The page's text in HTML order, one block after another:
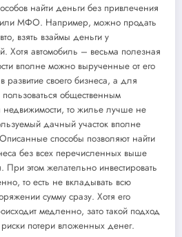
найти деньги без привлечения
или МФО. Например, можно продать
взять взаймы деньги у
Хотя автомобиль – весьма полезная
вполне можно вырученные от его
развитие своего бизнеса, а для
общественным
недвижимости, то жилье лучше не
дачный участок вполне
способы позволяют найти
без всех перечисленных выше
При этом желательно инвестировать
то есть не вкладывать всю
сумму сразу. Хотя его
медленно, зато такой подход
потери вложенных денег.